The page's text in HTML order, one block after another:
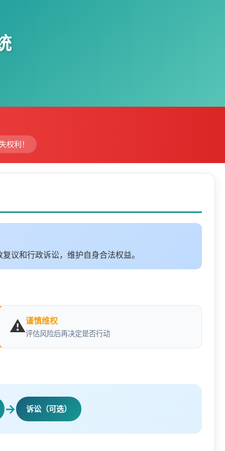
权利！
议和行政诉讼，维护自身合法权益。
⚠️谨慎维权
评估风险后再决定是否行动
→ 诉讼（可选）